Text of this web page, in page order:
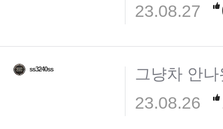
23.08.27
ss3240ss 그냥차 안
23.08.26